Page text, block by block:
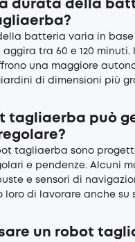
durata della
batteria varia in base
aggira tra 60 e 120 minuti.
una maggiore
di dimensioni più
tagliaerba può
tagliaerba sono
e pendenze. Alcuni
e sensori di
loro di lavorare anche su
un robot